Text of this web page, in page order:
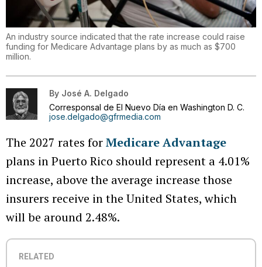
An industry source indicated that the rate increase could raise
funding for Medicare Advantage plans by as much as $700
million.
By José A. Delgado
Corresponsal de El Nuevo Día en Washington D. C.
jose.delgado@gfrmedia.com
The 2027 rates forMedicare Advantage
plans in Puerto Rico should represent a 4.01%
increase, above the average increase those
insurers receive in the United States, which
will be around 2.48%.
RELATED